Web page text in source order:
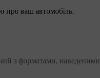
про ваш автомобіль.
з форматами,